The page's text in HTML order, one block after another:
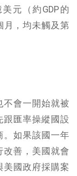
元（約GDP的
月，均未觸及第
不會一開始就被
跟匯率操縱國設
。如果該國一年
改善，美國就會
美國政府採購案